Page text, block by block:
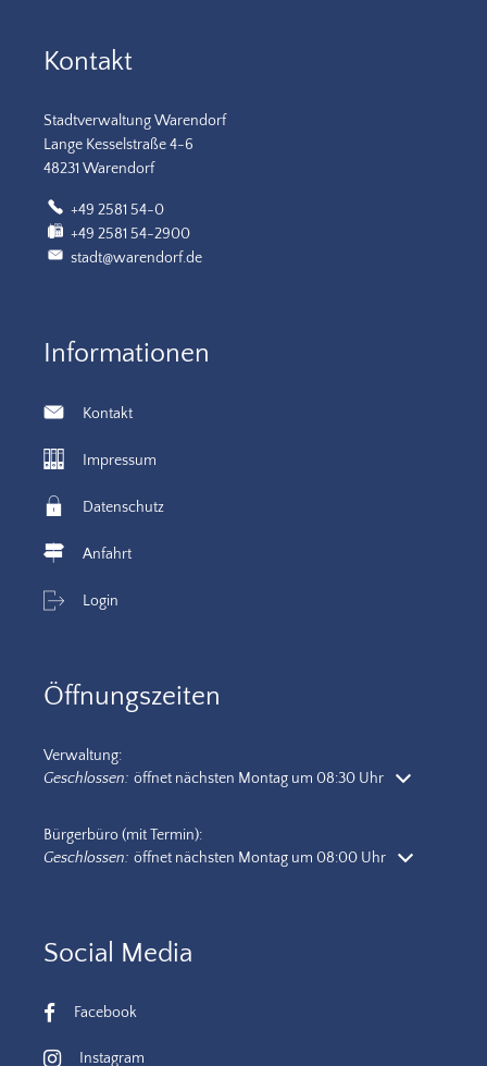
Kontakt
Stadtverwaltung Warendorf
Lange Kesselstraße 4-6
48231 Warendorf
+49 2581 54-0
+49 2581 54-2900
stadt@warendorf.de
Informationen
Kontakt
Impressum
Datenschutz
Anfahrt
Login
Öffnungszeiten
Verwaltung:
Klicken, um weitere Öffnungs- oder Schließzeiten auszublenden
Geschlossen: öffnet nächsten Montag um 08:30 Uhr
Bürgerbüro (mit Termin):
Klicken, um weitere Öffnungs- oder Schließzeiten auszublenden
Geschlossen: öffnet nächsten Montag um 08:00 Uhr
Social Media
Facebook
Instagram